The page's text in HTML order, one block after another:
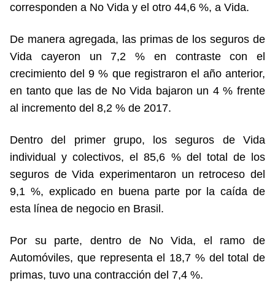
corresponden a No Vida y el otro 44,6 %, a Vida.
De manera agregada, las primas de los seguros de
Vida cayeron un 7,2 % en contraste con el
crecimiento del 9 % que registraron el año anterior,
en tanto que las de No Vida bajaron un 4 % frente
al incremento del 8,2 % de 2017.
Dentro del primer grupo, los seguros de Vida
individual y colectivos, el 85,6 % del total de los
seguros de Vida experimentaron un retroceso del
9,1 %, explicado en buena parte por la caída de
esta línea de negocio en Brasil.
Por su parte, dentro de No Vida, el ramo de
Automóviles, que representa el 18,7 % del total de
primas, tuvo una contracción del 7,4 %.